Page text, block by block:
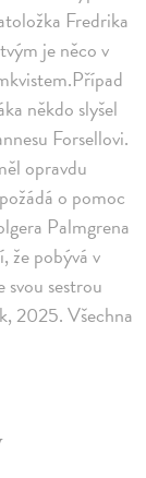
Fredrika
je něco v
někdo slyšel
Forsellovi.
opravdu
o pomoc
Palmgrena
že pobývá v
svou sestrou
2025. Všechna